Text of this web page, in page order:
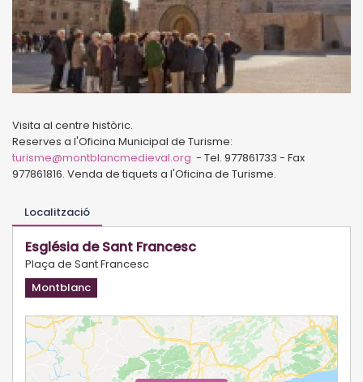
Visita al centre històric.
Reserves a l'Oficina Municipal de Turisme:
turisme@montblancmedieval.org - Tel. 977861733 - Fax
977861816. Venda de tiquets a l'Oficina de Turisme.
Localització
Església de Sant Francesc
Plaça de Sant Francesc
Montblanc